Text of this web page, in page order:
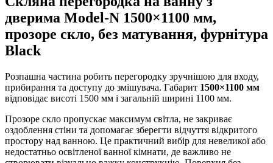
дверима Model-N 1500×1100 мм,
прозоре скло, без матування, фурнітура
Black
Розпашна частина робить перегородку зручнішою для входу,
прибирання та доступу до змішувача. Габарит 1500×1100 мм
відповідає висоті 1500 мм і загальній ширині 1100 мм.
Прозоре скло пропускає максимум світла, не закриває
оздоблення стіни та допомагає зберегти відчуття відкритого
простору над ванною. Це практичний вибір для невеликої або
недостатньо освітленої ванної кімнати, де важливо не